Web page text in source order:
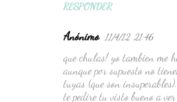
RESPONDER
Anónimo 11/4/12, 21:46
que chulas! yo tambien me
aunque por supuesto no
tuyas (que son
te pedire tu visto bueno a